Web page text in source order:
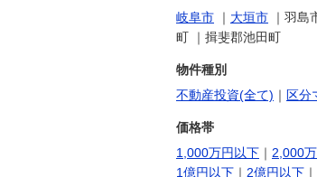
岐阜市 ｜ 大垣市 ｜羽島
町 ｜揖斐郡池田町
物件種別
不動産投資(全て) ｜ 区分
価格帯
1,000万円以下 ｜ 2,000
1億円以下 ｜ 2億円以下 ｜